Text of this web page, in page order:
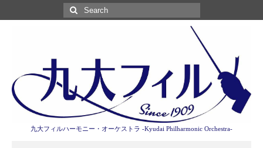
Search
for:
九大フィルハーモニー・オーケストラ -Kyudai Philharmonic Orchestra-